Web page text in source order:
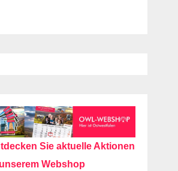
Sie aktuelle Aktionen
Webshop